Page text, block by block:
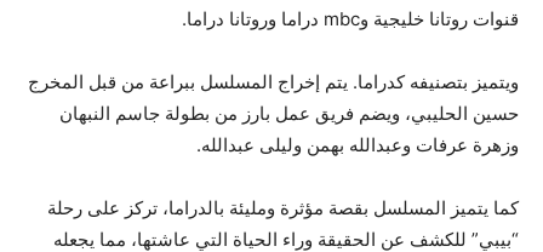
قنوات روتانا خليجية وmbc دراما وروتانا دراما.
ويتميز بتصنيفه كدراما. يتم إخراج المسلسل ببراعة من قبل المخرج
حسين الحليبي، ويضم فريق عمل بارز من بطولة جاسم النبهان
وزهرة عرفات وعبدالله بهمن وليلى عبدالله.
كما يتميز المسلسل بقصة مؤثرة ومليئة بالدراما، تركز على رحلة
“بيبي” للكشف عن الحقيقة وراء الحياة التي عاشتها، مما يجعله